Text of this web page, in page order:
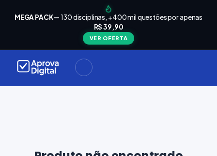
MEGA PACK— 130 disciplinas, +400 mil questões por apenas
R$ 39,90
VER OFERTA
Seu
loja e